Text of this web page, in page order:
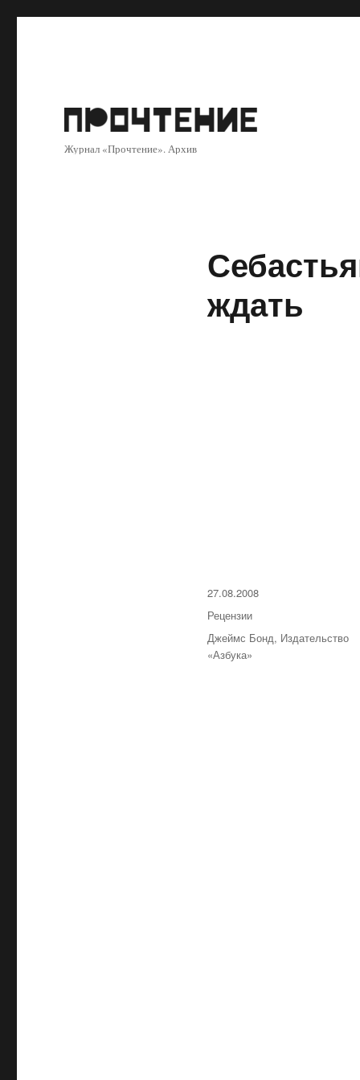
Журнал «Прочтение». Архив
ждать
Опубликовано
27.08.2008
Рубрики
Рецензии
Метки
Джеймс Бонд, Издательство
«Азбука»